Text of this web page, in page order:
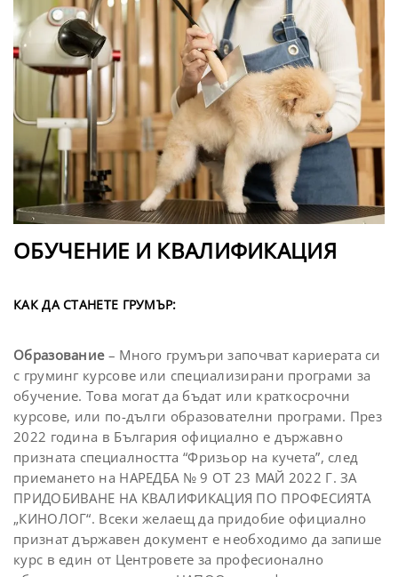
ОБУЧЕНИЕ И КВАЛИФИКАЦИЯ
КАК ДА СТАНЕТЕ ГРУМЪР:
Образование– Много грумъри започват кариерата си
с груминг курсове или специализирани програми за
обучение. Това могат да бъдат или краткосрочни
курсове, или по-дълги образователни програми. През
2022 година в България официално е държавно
призната специалността “Фризьор на кучета”, след
приемането на НАРЕДБА № 9 ОТ 23 МАЙ 2022 Г. ЗА
ПРИДОБИВАНЕ НА КВАЛИФИКАЦИЯ ПО ПРОФЕСИЯТА
„КИНОЛОГ“. Всеки желаещ да придобие официално
признат държавен документ е необходимо да запише
курс в един от Центровете за професионално